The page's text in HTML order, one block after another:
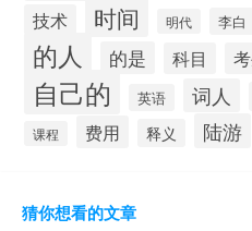
技术 时间 明代 李白
的人 的是 科目
自己的 英语 词人
课程 费用 释义 陆游
猜你想看的文章